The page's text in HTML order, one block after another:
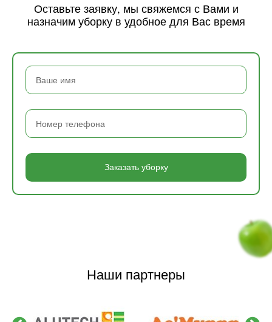
Оставьте заявку, мы свяжемся с Вами и
назначим уборку в удобное для Вас время
Заказать уборку
Наши партнеры